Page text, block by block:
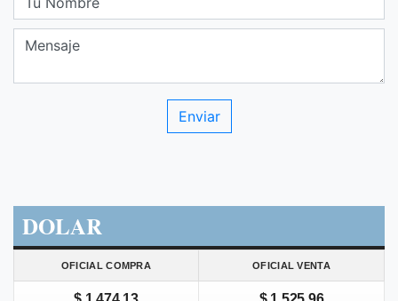
DOLAR
OFICIAL COMPRA OFICIAL VENTA